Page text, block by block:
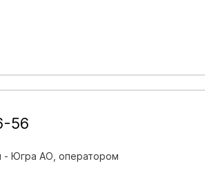
56
- Югра АО , оператором